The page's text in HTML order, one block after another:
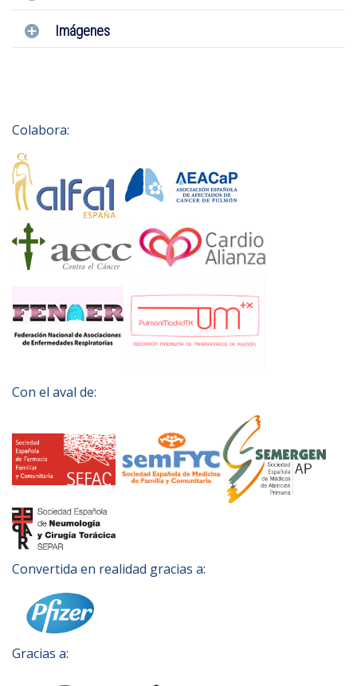
Imágenes
Colabora:
Con el aval de:
Convertida en realidad gracias a:
Gracias a: